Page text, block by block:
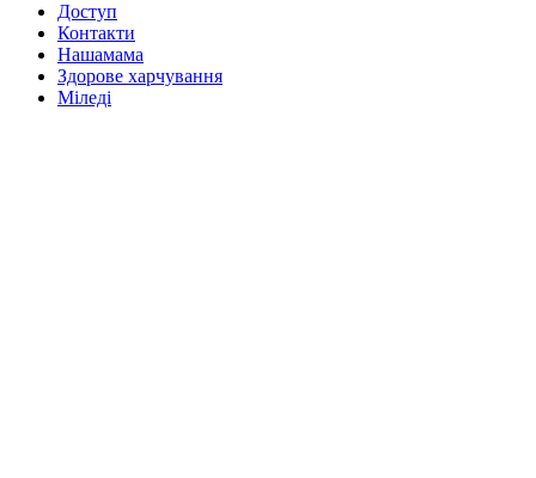
Доступ
Контакти
Нашамама
Здорове харчування
Міледі